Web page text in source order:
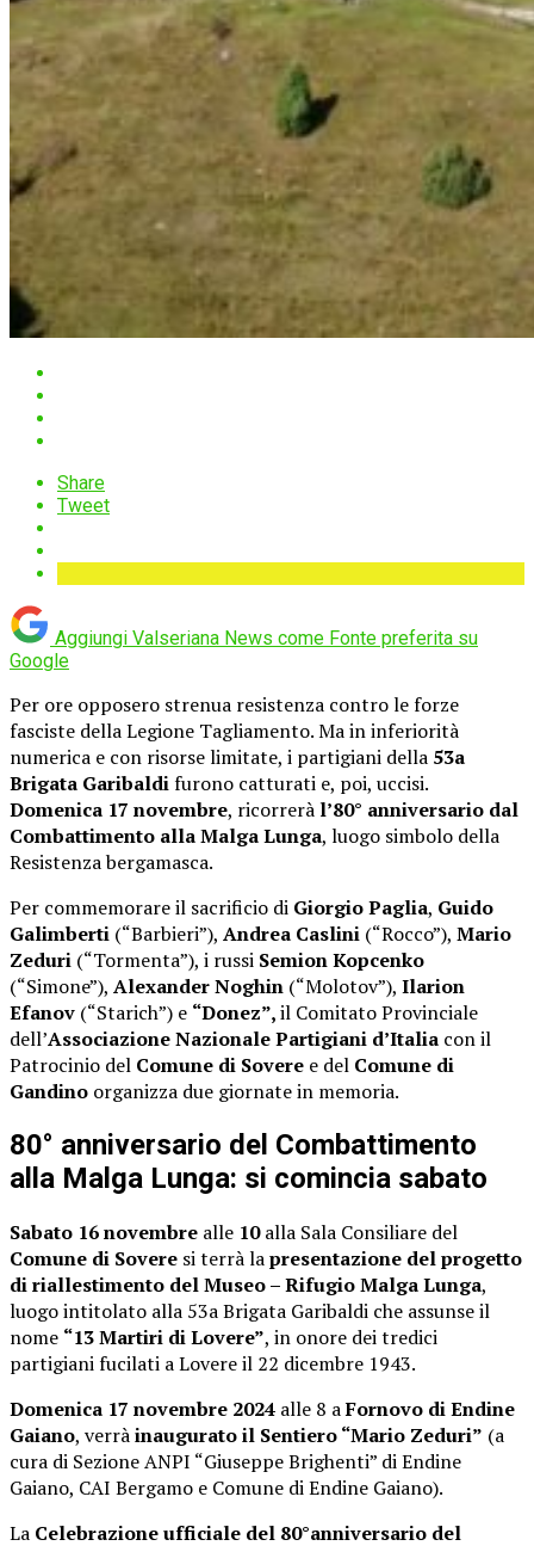
Share
Tweet
Aggiungi Valseriana News come Fonte preferita su
Google
Per ore opposero strenua resistenza contro le forze
fasciste della Legione Tagliamento. Ma in inferiorità
numerica e con risorse limitate, i partigiani della 53a
Brigata Garibaldifurono catturati e, poi, uccisi.
Domenica 17 novembre, ricorrerà l’80° anniversario dal
Combattimento alla Malga Lunga, luogo simbolo della
Resistenza bergamasca.
Per commemorare il sacrificio di Giorgio Paglia, Guido
Galimberti (“Barbieri”), Andrea Caslini (“Rocco”), Mario
Zeduri (“Tormenta”), i russi Semion Kopcenko
(“Simone”), Alexander Noghin (“Molotov”), Ilarion
Efanov (“Starich”) e “Donez”,il Comitato Provinciale
dell’Associazione Nazionale Partigiani d’Italia con il
Patrocinio del Comune di Sovere e del Comune di
Gandino organizza due giornate in memoria.
80° anniversario del Combattimento
alla Malga Lunga: si comincia sabato
Sabato 16 novembre alle 10alla Sala Consiliare del
Comune di Sovere si terrà lapresentazione del progetto
di riallestimento del Museo – Rifugio Malga Lunga,
luogo intitolato alla 53a Brigata Garibaldi che assunse il
nome “13 Martiri di Lovere”, in onore dei tredici
partigiani fucilati a Lovere il 22 dicembre 1943.
Domenica 17 novembre 2024 alle 8 aFornovo di Endine
Gaiano, verràinaugurato il Sentiero “Mario Zeduri” (a
cura di Sezione ANPI “Giuseppe Brighenti” di Endine
Gaiano, CAI Bergamo e Comune di Endine Gaiano).
La Celebrazione ufficiale del 80°anniversario del